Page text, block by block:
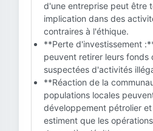
d'une entreprise peut être
implication dans des
contraires à l'éthique.
**Perte d'investissement
peuvent retirer leurs fonds
suspectées d'activités
**Réaction de la
populations locales
développement pétrolier
estiment que les